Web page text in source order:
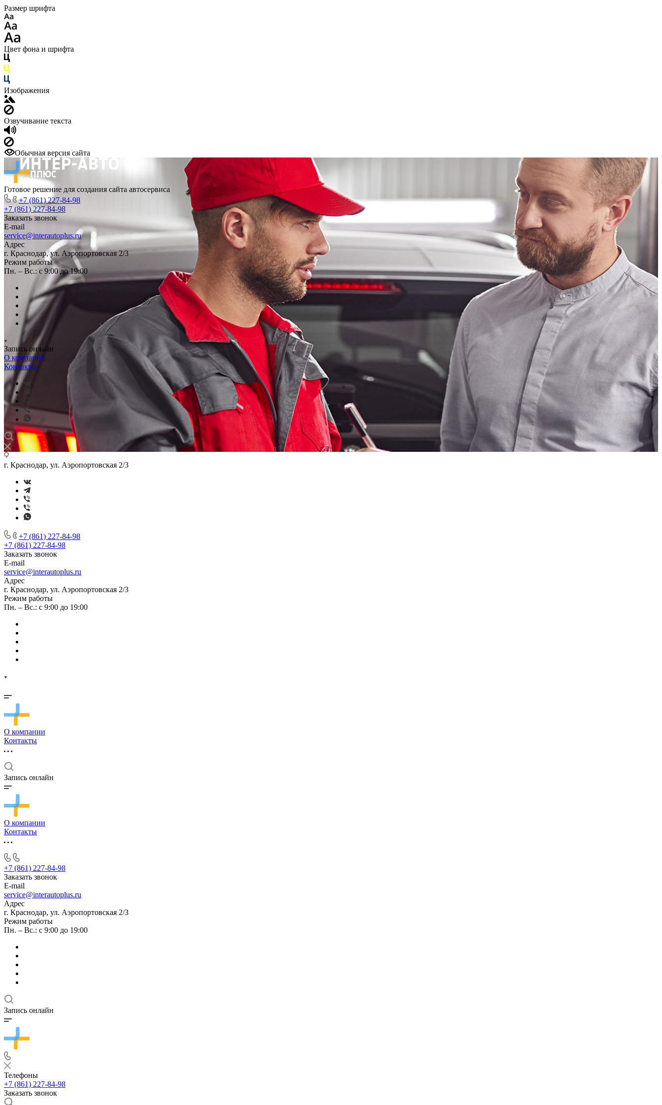
Размер шрифта
Цвет фона и шрифта
Изображения
Озвучивание текста
Обычная версия сайта
Готовое решение для создания сайта автосервиса
+7 (861) 227-84-98
+7 (861) 227-84-98
Заказать звонок
E-mail
service@interautoplus.ru
Адрес
г. Краснодар, ул. Аэропортовская 2/3
Режим работы
Пн. – Вс.: с 9:00 до 19:00
Запись онлайн
О компании
Контакты
г. Краснодар, ул. Аэропортовская 2/3
+7 (861) 227-84-98
+7 (861) 227-84-98
Заказать звонок
E-mail
service@interautoplus.ru
Адрес
г. Краснодар, ул. Аэропортовская 2/3
Режим работы
Пн. – Вс.: с 9:00 до 19:00
О компании
Контакты
Запись онлайн
О компании
Контакты
+7 (861) 227-84-98
Заказать звонок
E-mail
service@interautoplus.ru
Адрес
г. Краснодар, ул. Аэропортовская 2/3
Режим работы
Пн. – Вс.: с 9:00 до 19:00
Запись онлайн
Телефоны
+7 (861) 227-84-98
Заказать звонок